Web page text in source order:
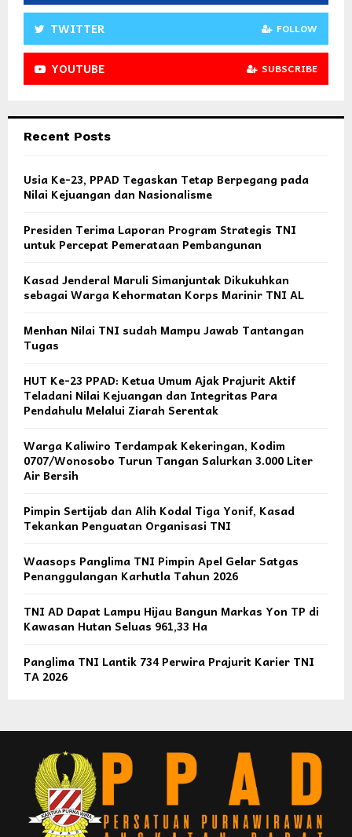
TWITTER FOLLOW
YOUTUBE SUBSCRIBE
Recent Posts
Usia Ke-23, PPAD Tegaskan Tetap Berpegang pada
Nilai Kejuangan dan Nasionalisme
Presiden Terima Laporan Program Strategis TNI
untuk Percepat Pemerataan Pembangunan
Kasad Jenderal Maruli Simanjuntak Dikukuhkan
sebagai Warga Kehormatan Korps Marinir TNI AL
Menhan Nilai TNI sudah Mampu Jawab Tantangan
Tugas
HUT Ke-23 PPAD: Ketua Umum Ajak Prajurit Aktif
Teladani Nilai Kejuangan dan Integritas Para
Pendahulu Melalui Ziarah Serentak
Warga Kaliwiro Terdampak Kekeringan, Kodim
0707/Wonosobo Turun Tangan Salurkan 3.000 Liter
Air Bersih
Pimpin Sertijab dan Alih Kodal Tiga Yonif, Kasad
Tekankan Penguatan Organisasi TNI
Waasops Panglima TNI Pimpin Apel Gelar Satgas
Penanggulangan Karhutla Tahun 2026
TNI AD Dapat Lampu Hijau Bangun Markas Yon TP di
Kawasan Hutan Seluas 961,33 Ha
Panglima TNI Lantik 734 Perwira Prajurit Karier TNI
TA 2026